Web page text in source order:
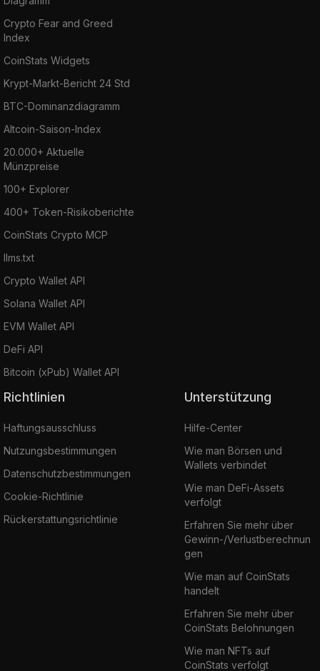
Crypto Fear and Greed
Index
CoinStats Widgets
Krypt-Markt-Bericht 24 Std
BTC-Dominanzdiagramm
Altcoin-Saison-Index
20.000+ Aktuelle
Münzpreise
100+ Explorer
400+ Token-Risikoberichte
CoinStats Crypto MCP
llms.txt
Crypto Wallet API
Solana Wallet API
EVM Wallet API
DeFi API
Bitcoin (xPub) Wallet API
Richtlinien
Haftungsausschluss
Nutzungsbestimmungen
Datenschutzbestimmungen
Cookie-Richtlinie
Rückerstattungsrichtlinie
Unterstützung
Hilfe-Center
Wie man Börsen und
Wallets verbindet
Wie man DeFi-Assets
verfolgt
Erfahren Sie mehr über
Gewinn-/Verlustberechnun
gen
Wie man auf CoinStats
handelt
Erfahren Sie mehr über
CoinStats Belohnungen
Wie man NFTs auf
CoinStats verfolgt